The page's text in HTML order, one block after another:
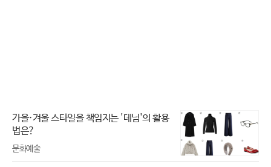
가을·겨울 스타일을 책임지는 '데님'의 활용
법은?
문화예술